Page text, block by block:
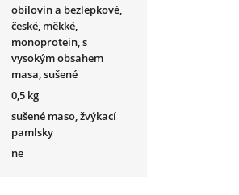
obilovin a bezlepkové,
české, měkké,
monoprotein, s
vysokým obsahem
masa, sušené
0,5 kg
sušené maso, žvýkací
pamlsky
ne